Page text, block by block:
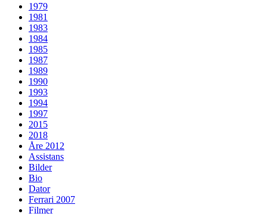
1979
1981
1983
1984
1985
1987
1989
1990
1993
1994
1997
2015
2018
Åre 2012
Assistans
Bilder
Bio
Dator
Ferrari 2007
Filmer